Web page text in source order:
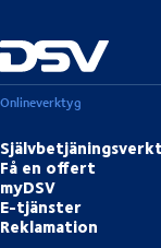
Onlineverktyg
Få en offert
myDSV
E-tjänster
Reklamation